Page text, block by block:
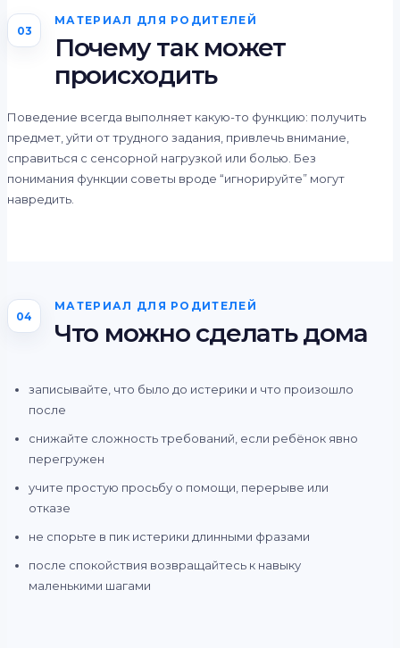
03
МАТЕРИАЛ ДЛЯ РОДИТЕЛЕЙ
Почему так может
происходить
Поведение всегда выполняет какую-то функцию: получить
предмет, уйти от трудного задания, привлечь внимание,
справиться с сенсорной нагрузкой или болью. Без
понимания функции советы вроде “игнорируйте” могут
навредить.
04
МАТЕРИАЛ ДЛЯ РОДИТЕЛЕЙ
Что можно сделать дома
записывайте, что было до истерики и что произошло
после
снижайте сложность требований, если ребёнок явно
перегружен
учите простую просьбу о помощи, перерыве или
отказе
не спорьте в пик истерики длинными фразами
после спокойствия возвращайтесь к навыку
маленькими шагами